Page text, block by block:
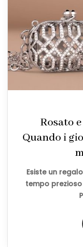
Rosato
Quando i
Esiste un
tempo